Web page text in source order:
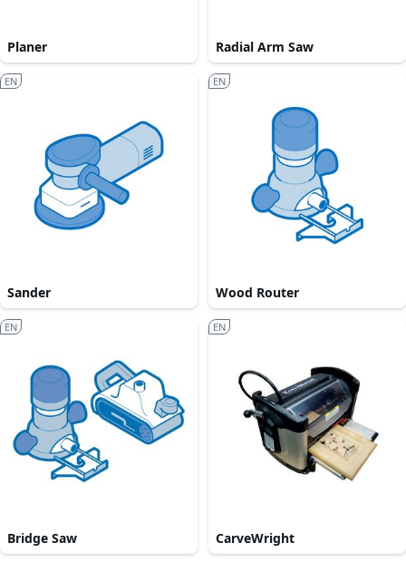
Planer Radial Arm Saw
Sander
EN
Wood Router
EN
Bridge Saw
EN
CarveWright
EN